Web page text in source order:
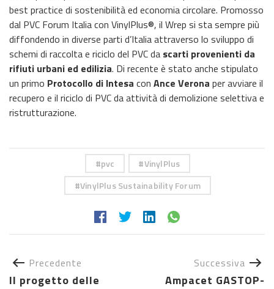
best practice di sostenibilità ed economia circolare. Promosso
dal PVC Forum Italia con VinylPlus®, il Wrep si sta sempre più
diffondendo in diverse parti d’Italia attraverso lo sviluppo di
schemi di raccolta e riciclo del PVC da scarti provenienti da
rifiuti urbani ed edilizia. Di recente è stato anche stipulato
un primo Protocollo di Intesa con Ance Verona per avviare il
recupero e il riciclo di PVC da attività di demolizione selettiva e
ristrutturazione.
pvc
VinylPlus
VinylPlus Sustainability Forum
Precedente
Il progetto delle
Successiva
Ampacet GASTOP-